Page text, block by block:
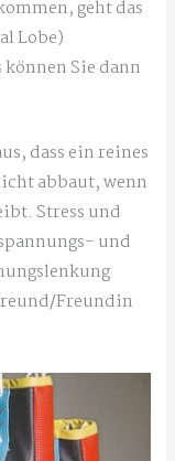
geht das
Lobe)
Sie dann
dass ein reines
abbaut, wenn
Stress und
und
Freundin